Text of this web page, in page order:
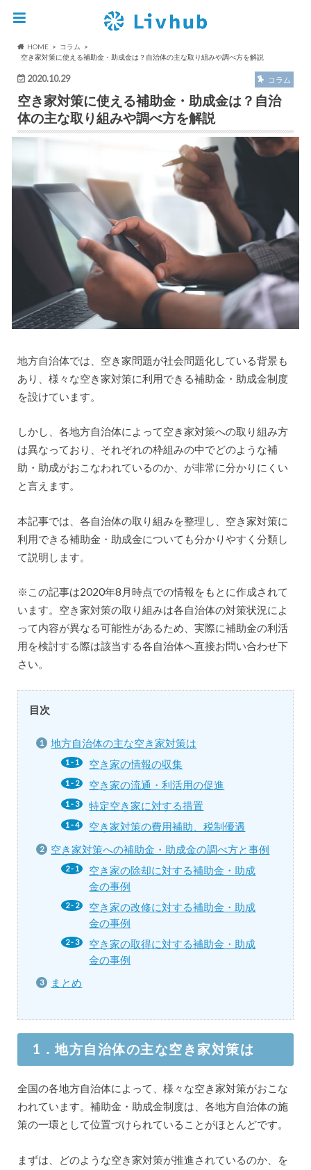
HOME
コラム
空き家対策に使える補助金・助成金は？自治体の主な取り組みや調べ方を解説
2020.10.29 コラム
空き家対策に使える補助金・助成金は？自治
体の主な取り組みや調べ方を解説
地方自治体では、空き家問題が社会問題化している背景も
あり、様々な空き家対策に利用できる補助金・助成金制度
を設けています。
しかし、各地方自治体によって空き家対策への取り組み方
は異なっており、それぞれの枠組みの中でどのような補
助・助成がおこなわれているのか、が非常に分かりにくい
と言えます。
本記事では、各自治体の取り組みを整理し、空き家対策に
利用できる補助金・助成金についても分かりやすく分類し
て説明します。
※この記事は2020年8月時点での情報をもとに作成されて
います。空き家対策の取り組みは各自治体の対策状況によ
って内容が異なる可能性があるため、実際に補助金の利活
用を検討する際は該当する各自治体へ直接お問い合わせ下
さい。
目次
地方自治体の主な空き家対策は
空き家の情報の収集
空き家の流通・利活用の促進
特定空き家に対する措置
空き家対策の費用補助、税制優遇
空き家対策への補助金・助成金の調べ方と事例
空き家の除却に対する補助金・助成
金の事例
空き家の改修に対する補助金・助成
金の事例
空き家の取得に対する補助金・助成
金の事例
まとめ
1．地方自治体の主な空き家対策は
全国の各地方自治体によって、様々な空き家対策がおこな
われています。補助金・助成金制度は、各地方自治体の施
策の一環として位置づけられていることがほとんどです。
まずは、どのような空き家対策が推進されているのか、を